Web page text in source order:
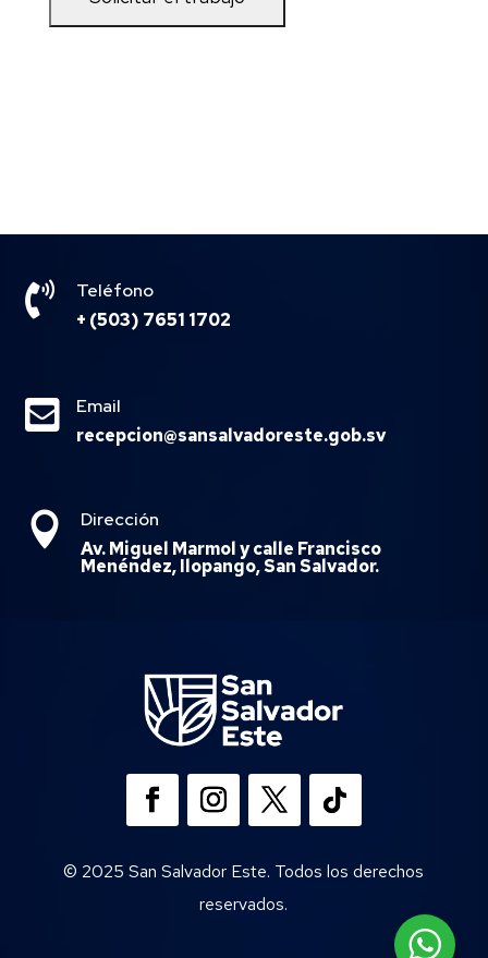

Teléfono
+ (503) 7651 1702

Email
recepcion@sansalvadoreste.gob.sv

Dirección
Av. Miguel Marmol y calle Francisco
Menéndez, Ilopango, San Salvador.
© 2025 San Salvador Este. Todos los derechos
reservados.